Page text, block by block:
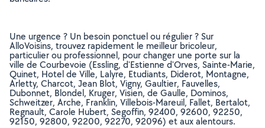
Une urgence ? Un besoin ponctuel ou régulier ? Sur
AlloVoisins, trouvez rapidement le meilleur bricoleur,
particulier ou professionnel, pour changer une porte sur la
ville de Courbevoie (Essling, d'Estienne d'Orves, Sainte-Marie,
Quinet, Hotel de Ville, Lalyre, Etudiants, Diderot, Montagne,
Arletty, Charcot, Jean Blot, Vigny, Gaultier, Fauvelles,
Dubonnet, Blondel, Kruger, Visien, de Gaulle, Dominos,
Schweitzer, Arche, Franklin, Villebois-Mareuil, Fallet, Bertalot,
Regnault, Carole Hubert, Segoffin, 92400, 92600, 92250,
92150, 92800, 92200, 92270, 92096) et aux alentours.